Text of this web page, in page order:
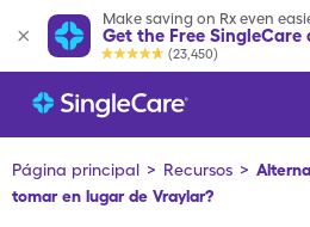
Make saving on Rx even
Get the Free SingleCare
(23,450)
Página principal > Recursos >
tomar en lugar de Vraylar?